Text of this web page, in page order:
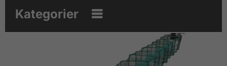
Kategorier 